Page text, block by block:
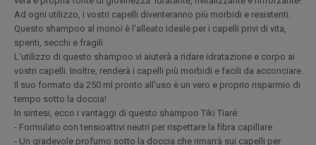
Ad ogni utilizzo, i vostri capelli diventeranno più morbidi e resistenti.
Questo shampoo al monoï è l'alleato ideale per i capelli privi di vita,
spenti, secchi e fragili.
L'utilizzo di questo shampoo vi aiuterà a ridare idratazione e corpo ai
vostri capelli. Inoltre, renderà i capelli più morbidi e facili da acconciare.
Il suo formato da 250 ml pronto all'uso è un vero e proprio risparmio di
tempo sotto la doccia!
In sintesi, ecco i vantaggi di questo shampoo Tiki Tiaré:
- Formulato con tensioattivi neutri per rispettare la fibra capillare
- Un gradevole profumo sotto la doccia che rimarrà sui capelli per